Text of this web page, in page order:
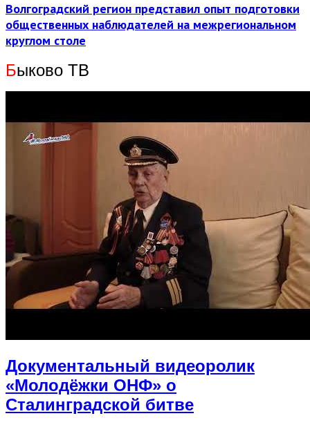
Волгоградский регион представил опыт подготовки
общественных наблюдателей на межрегиональном
круглом столе
Быково ТВ
Документальный видеоролик
«Молодёжки ОНФ» о
Сталинградской битве